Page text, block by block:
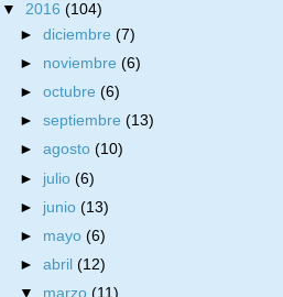
▼ 2016 (104)
►diciembre(7)
► noviembre(6)
►octubre(6)
►septiembre(13)
►agosto(10)
► julio(6)
► junio(13)
► mayo(6)
►abril(12)
▼ marzo(11)